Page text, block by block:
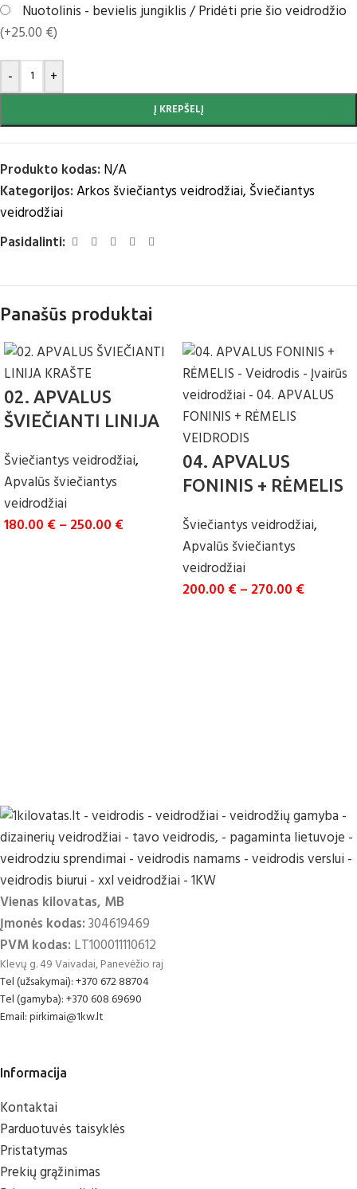
Nuotolinis - bevielis jungiklis / Pridėti prie šio veidrodžio
(+25.00 €)
- +
Į KREPŠELĮ
Produkto kodas: N/A
Kategorijos:Arkos šviečiantys veidrodžiai, Šviečiantys
veidrodžiai
Pasidalinti:
Panašūs produktai
02. APVALUS
ŠVIEČIANTI LINIJA
Šviečiantys veidrodžiai,
Apvalūs šviečiantys
veidrodžiai
180.00 € – 250.00 €
04. APVALUS
FONINIS + RĖMELIS
Šviečiantys veidrodžiai,
Apvalūs šviečiantys
veidrodžiai
200.00 € – 270.00 €
Vienas kilovatas, MB
Įmonės kodas:304619469
PVM kodas: LT100011110612
Klevų g. 49 Vaivadai, Panevėžio raj
Tel (užsakymai): +370 672 88704
Tel (gamyba): +370 608 69690
Email: pirkimai@1kw.lt
Informacija
Kontaktai
Parduotuvės taisyklės
Pristatymas
Prekių grąžinimas